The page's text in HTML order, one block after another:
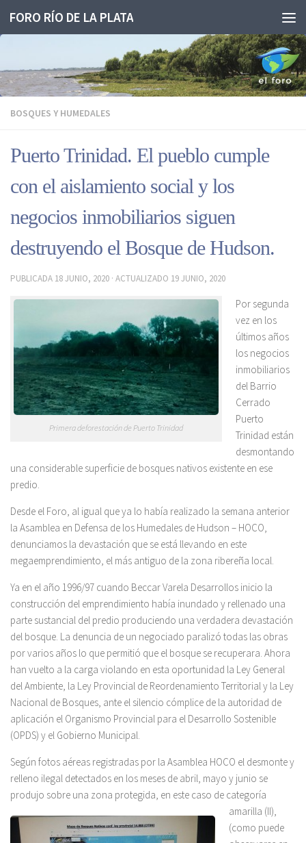
Saltar al contenido
FORO RÍO DE LA PLATA
BOSQUES Y HUMEDALES
Puerto Trinidad. El pueblo cumple
con el aislamiento social y los
negocios inmobiliarios siguen
destruyendo el Bosque de Hudson.
PUBLICADA 18 JUNIO, 2020 · ACTUALIZADO 19 JUNIO, 2020
Primera deforestación de Puerto Trinidad
Por segunda
vez en los
últimos años
los negocios
inmobiliarios
del Barrio
Cerrado
Puerto
Trinidad están
desmontando
una considerable superficie de bosques nativos existente en ese
predio.
Desde el Foro, al igual que ya lo había realizado la semana anterior
la Asamblea en Defensa de los Humedales de Hudson – HOCO,
denunciamos la devastación que se está llevando en este
megaemprendimiento, el más antiguo de la zona ribereña local.
Ya en el año 1996/97 cuando Beccar Varela Desarrollos inicio la
construcción del emprendimiento había inundado y rellenado una
parte sustancial del predio produciendo una verdadera devastación
del bosque. La denuncia de un negociado paralizó todas las obras
por varios años lo que permitió que el bosque se recuperara. Ahora
han vuelto a la carga violando en esta oportunidad la Ley General
del Ambiente, la Ley Provincial de Reordenamiento Territorial y la Ley
Nacional de Bosques, ante el silencio cómplice de la autoridad de
aplicación el Organismo Provincial para el Desarrollo Sostenible
(OPDS) y el Gobierno Municipal.
Según fotos aéreas registradas por la Asamblea HOCO el desmonte y
relleno ilegal detectados en los meses de abril, mayo y junio se
produjo sobre una zona protegida, en este caso de categoría
amarilla (II),
(como puede